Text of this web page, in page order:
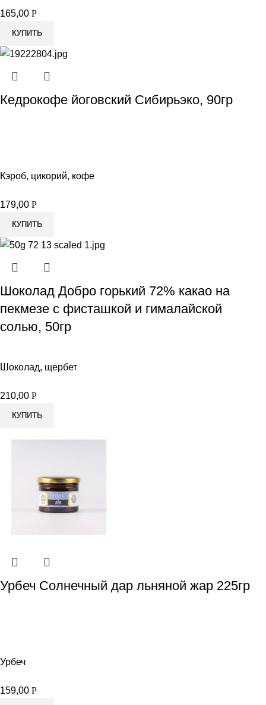
165,00 Р
КУПИТЬ
Кедрокофе йоговский Сибирьэко, 90гр
Кэроб, цикорий, кофе
179,00 Р
КУПИТЬ
Шоколад Добро горький 72% какао на
пекмезе с фисташкой и гималайской
солью, 50гр
Шоколад, щербет
210,00 Р
КУПИТЬ
Урбеч Солнечный дар льняной жар 225гр
Урбеч
159,00 Р